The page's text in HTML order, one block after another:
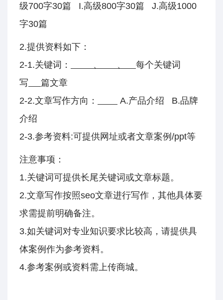
级700字30篇 I.高级800字30篇 J.高级1000
字30篇
2.提供资料如下：
2-1.关键词：
、 、 每个关键词
写
篇文章
2-2.文章写作方向：
A.产品介绍 B.品牌
介绍
2-3.参考资料:可提供网址或者文章案例/ppt等
注意事项：
1.关键词可提供长尾关键词或文章标题。
2.文章写作按照seo文章进行写作，其他具体要
求需提前明确备注。
3.如关键词对专业知识要求比较高，请提供具
体案例作为参考资料。
4.参考案例或资料需上传商城。